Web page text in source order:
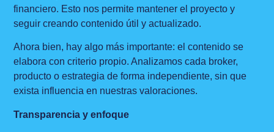
financiero. Esto nos permite mantener el proyecto y
seguir creando contenido útil y actualizado.
Ahora bien, hay algo más importante: el contenido se
elabora con criterio propio. Analizamos cada broker,
producto o estrategia de forma independiente, sin que
exista influencia en nuestras valoraciones.
Transparencia y enfoque